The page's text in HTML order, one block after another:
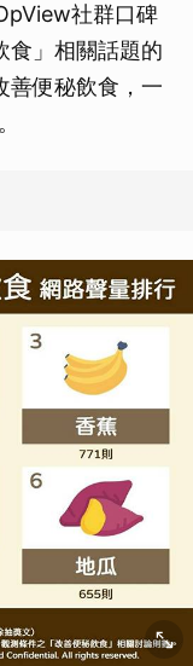
社群口碑
食」相關話題的
善便秘飲食，一